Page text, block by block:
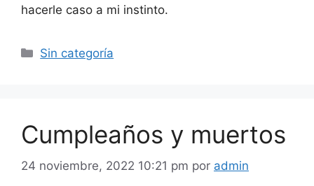
hacerle caso a mi instinto.
Categorías
Sin categoría
Cumpleaños y muertos
24 noviembre, 2022 10:21 pm por admin